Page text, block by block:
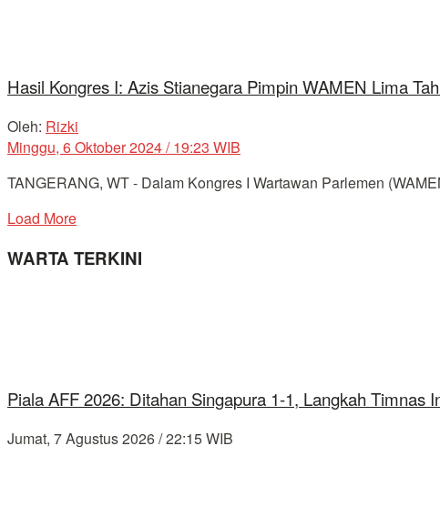
Hasil Kongres I: Azis Stianegara Pimpin WAMEN Lima
Oleh: Rizki
Minggu, 6 Oktober 2024 / 19:23 WIB
TANGERANG, WT - Dalam Kongres I Wartawan Parlemen
Load More
WARTA TERKINI
Piala AFF 2026: Ditahan Singapura 1-1, Langkah Timnas
Jumat, 7 Agustus 2026 / 22:15 WIB